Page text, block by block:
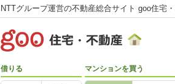
NTTグループ運営の不動産総合サイト goo住宅
借りる マンションを買う